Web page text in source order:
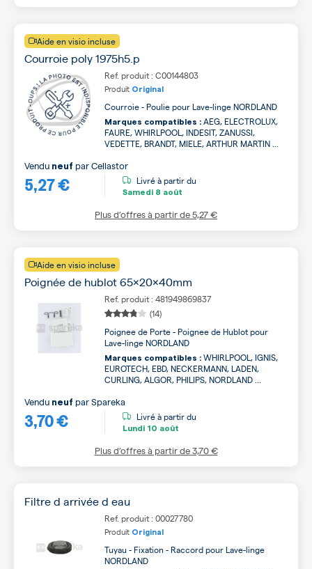
Aide en visio incluse
Courroie poly 1975h5.p
Ref. produit : C00144803
Produit Original
Courroie - Poulie pour Lave-linge NORDLAND
Marques compatibles : AEG, ELECTROLUX,
FAURE, WHIRLPOOL, INDESIT, ZANUSSI,
VEDETTE, BRANDT, MIELE, ARTHUR MARTIN ...
5,27 €
Vendu neuf parCellastor
Livré à partir du
Samedi 8 août
Plus d’offres à partir de5,27 €
Aide en visio incluse
Poignée de hublot 65x20x40mm
Ref. produit : 481949869837
(14)
Poignee de Porte - Poignee de Hublot pour
Lave-linge NORDLAND
Marques compatibles : WHIRLPOOL, IGNIS,
EUROTECH, EBD, NECKERMANN, LADEN,
CURLING, ALGOR, PHILIPS, NORDLAND ...
3,70 €
Vendu neuf parSpareka
Livré à partir du
Lundi 10 août
Plus d’offres à partir de3,70 €
Filtre d arrivée d eau
Ref. produit : 00027780
Produit Original
Tuyau - Fixation - Raccord pour Lave-linge
NORDLAND